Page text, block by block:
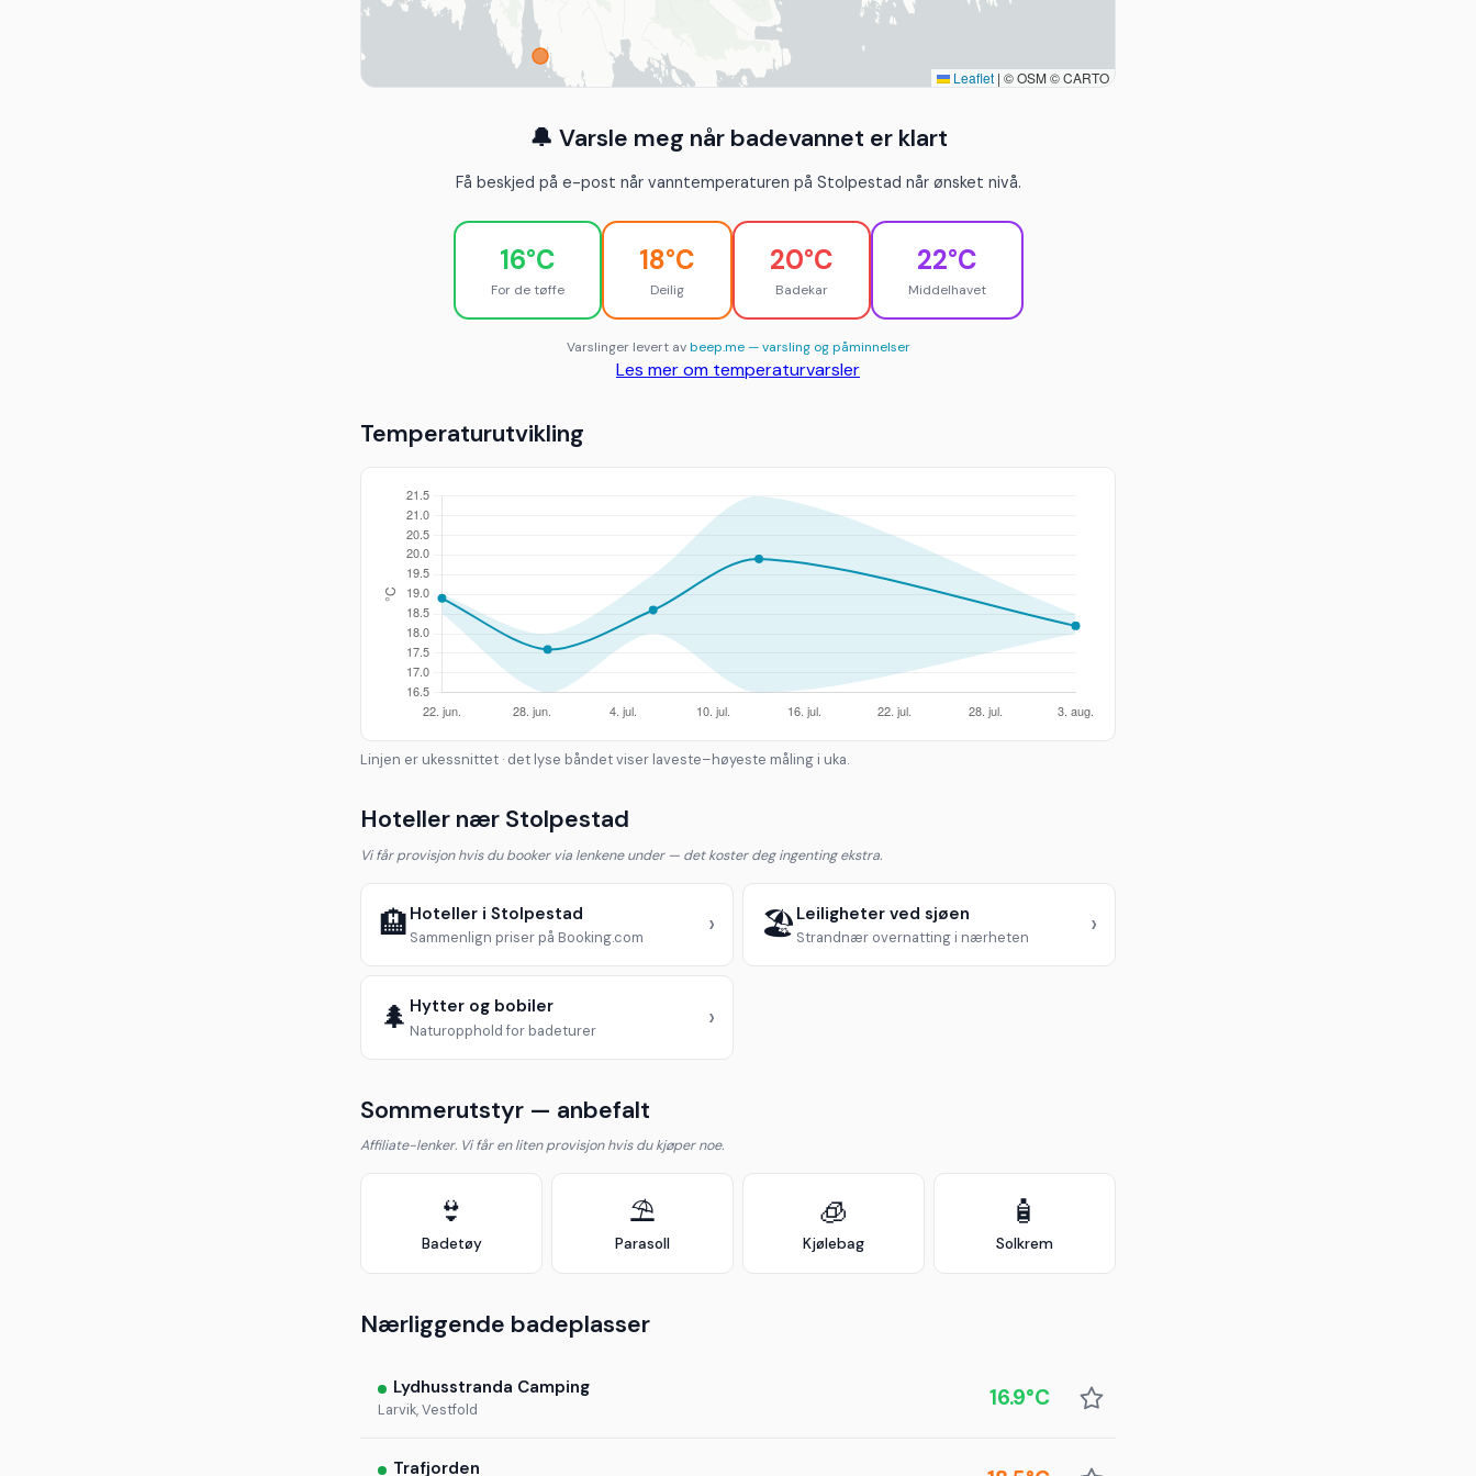
Leaflet | © OSM © CARTO
🔔 Varsle meg når badevannet er klart
Få beskjed på e-post når vanntemperaturen på Stolpestad når ønsket nivå.
16°C
For de tøffe
18°C
Deilig
20°C
Badekar
22°C
Middelhavet
Varslinger levert avbeep.me — varsling og påminnelser
Les mer om temperaturvarsler
Temperaturutvikling
Linjen er ukessnittet · det lyse båndet viser laveste–høyeste måling i uka.
Hoteller nær Stolpestad
Vi får provisjon hvis du booker via lenkene under — det koster deg ingenting ekstra.
🏨 Hoteller i Stolpestad
Sammenlign priser på Booking.com › 🏖️ Leiligheter ved sjøen
Strandnær overnatting i nærheten ›
🌲 Hytter og bobiler
Naturopphold for badeturer ›
Sommerutstyr — anbefalt
Affiliate-lenker. Vi får en liten provisjon hvis du kjøper noe.
👙
Badetøy
⛱️
Parasoll
🧊
Kjølebag
🧴
Solkrem
Nærliggende badeplasser
Lydhusstranda Camping
Larvik, Vestfold 16.9°C
Trafjorden